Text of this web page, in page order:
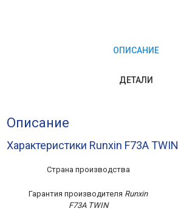
ОПИСАНИЕ
ДЕТАЛИ
Описание
Характеристики Runxin F73A TWIN
Страна производства
Гарантия производителя Runxin
F73A TWIN